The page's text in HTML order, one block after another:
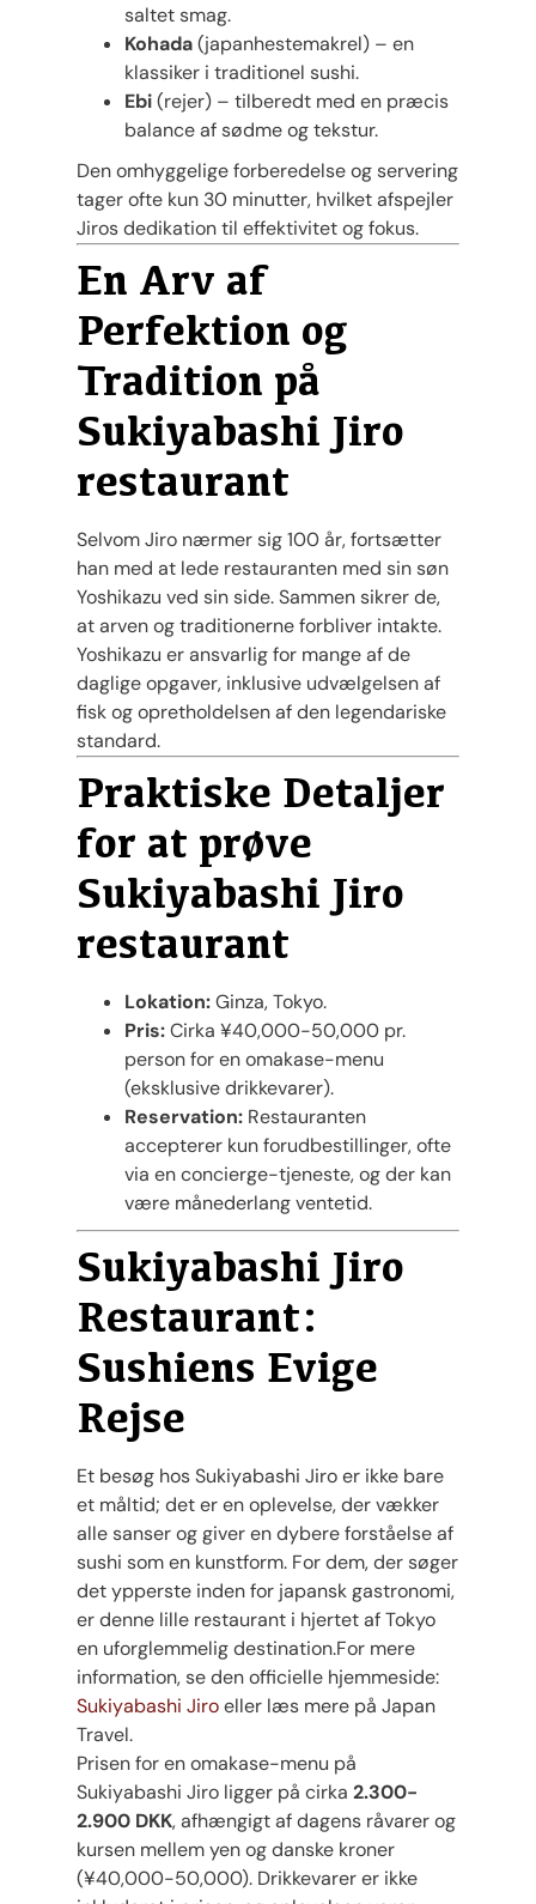
saltet smag.
Kohada(japanhestemakrel) – en
klassiker i traditionel sushi.
Ebi(rejer) – tilberedt med en præcis
balance af sødme og tekstur.
Den omhyggelige forberedelse og servering
tager ofte kun 30 minutter, hvilket afspejler
Jiros dedikation til effektivitet og fokus​.
En Arv af
Perfektion og
Tradition på
Sukiyabashi Jiro
restaurant
Selvom Jiro nærmer sig 100 år, fortsætter
han med at lede restauranten med sin søn
Yoshikazu ved sin side. Sammen sikrer de,
at arven og traditionerne forbliver intakte.
Yoshikazu er ansvarlig for mange af de
daglige opgaver, inklusive udvælgelsen af
fisk og opretholdelsen af den legendariske
standard​.
Praktiske Detaljer
for at prøve
Sukiyabashi Jiro
restaurant
Lokation:Ginza, Tokyo.
Pris:Cirka ¥40,000-50,000 pr.
person for en omakase-menu
(eksklusive drikkevarer).
Reservation: Restauranten
accepterer kun forudbestillinger, ofte
via en concierge-tjeneste, og der kan
være månederlang ventetid​.
Sukiyabashi Jiro
Restaurant:
Sushiens Evige
Rejse
Et besøg hos Sukiyabashi Jiro er ikke bare
et måltid; det er en oplevelse, der vækker
alle sanser og giver en dybere forståelse af
sushi som en kunstform. For dem, der søger
det ypperste inden for japansk gastronomi,
er denne lille restaurant i hjertet af Tokyo
en uforglemmelig destination.For mere
information, se den officielle hjemmeside:
Sukiyabashi Jiroeller læs mere på Japan
Travel​.
Prisen for en omakase-menu på
Sukiyabashi Jiro ligger på cirka 2.300-
2.900 DKK, afhængigt af dagens råvarer og
kursen mellem yen og danske kroner
(¥40,000-50,000). Drikkevarer er ikke